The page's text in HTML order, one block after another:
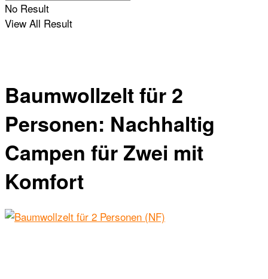
No Result
View All Result
Baumwollzelt für 2
Personen: Nachhaltig
Campen für Zwei mit
Komfort